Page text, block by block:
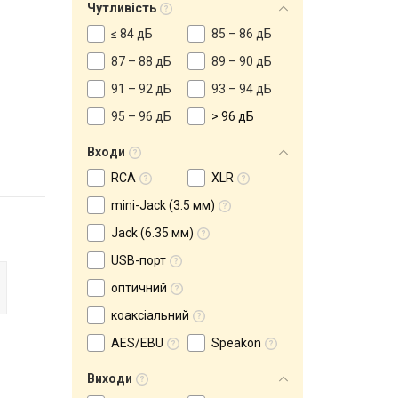
Чутливість
≤ 84 дБ
85 – 86 дБ
87 – 88 дБ
89 – 90 дБ
91 – 92 дБ
93 – 94 дБ
95 – 96 дБ
> 96 дБ
Входи
RCA
XLR
mini-Jack (3.5 мм)
Jack (6.35 мм)
USB-порт
оптичний
коаксіальний
AES/EBU
Speakon
Виходи